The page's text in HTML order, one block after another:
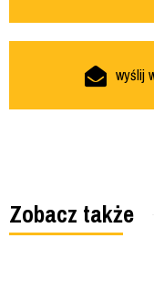
wyślij
Zobacz także